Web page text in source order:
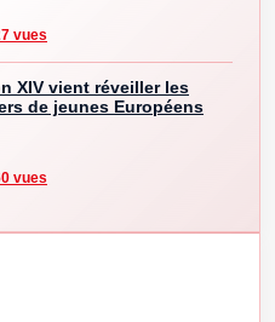
vues
XIV vient réveiller les
de jeunes Européens
vues